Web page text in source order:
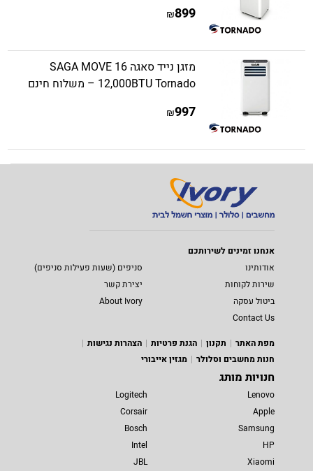
899
₪
מזגן נייד סאגה SAGA MOVE 16
12,000BTU Tornado – משלוח חינם
997
₪
אנחנו זמינים לשירותכם
אודותינו
סניפים (שעות פעילות סניפים)
שירות לקוחות
יצירת קשר
ביטול עסקה
About Ivory
Contact Us
מפת האתר
תקנון הגנת פרטיות
הצהרות נגישות
חנות מחשבים וסלולר
מגזין אייבורי
חנויות מותג
Lenovo
Apple
Samsung
HP
Xiaomi
Logitech
Corsair
Bosch
Intel
JBL